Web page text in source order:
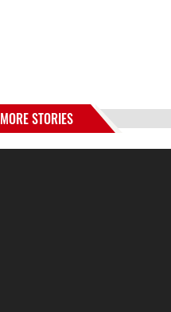
MORE STORIES